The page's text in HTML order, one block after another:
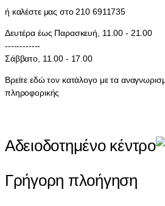
ή καλέστε μας στο 210 6911735
Δευτέρα έως Παρασκευή, 11.00 - 21.00
------------
Σάββατο, 11.00 - 17.00
Βρείτε εδώ τον κατάλογο με τα
πληροφορικής
Αδειοδοτημένο κέντρο
Γρήγορη πλοήγηση